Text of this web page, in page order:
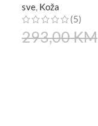
sve, Koža
(5)
293,00KM